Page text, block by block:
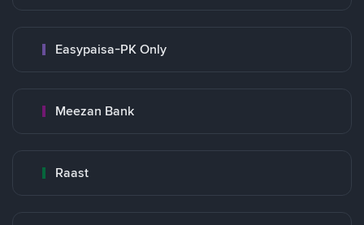
Easypaisa-PK Only
Meezan Bank
Raast